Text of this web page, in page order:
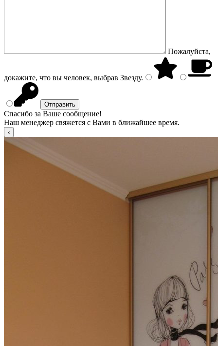
Пожалуйста,
докажите, что вы человек, выбрав Звезду.
Спасибо за Ваше сообщение!
Наш менеджер свяжется с Вами в ближайшее время.